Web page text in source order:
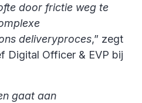
door frictie weg te
deliveryproces,” zegt
Digital Officer & EVP bij
gaat aan